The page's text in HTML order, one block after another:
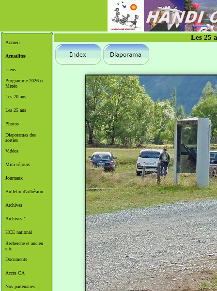
Accueil
Actualités
Liens
Programme 2026 et
Météo
Les 20 ans
Les 25 ans
Photos
Diaporamas des
sorties
Vidéos
Mini séjours
Journaux
Bulletin d'adhésion
Archives
Archives 1
HCE national
Recherche et ancien
site
Documents
Accès CA
Nos partenaires
Les 25